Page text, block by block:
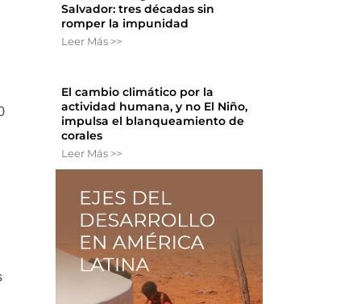
Salvador: tres décadas sin
romper la impunidad
Leer Más >>
El cambio climático por la
actividad humana, y no El Niño,
impulsa el blanqueamiento de
corales
Leer Más >>